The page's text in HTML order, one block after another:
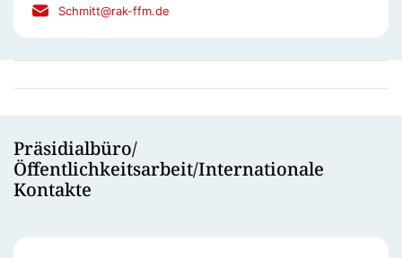
Schmitt@rak-ffm.de
Präsidialbüro/
Öffentlichkeitsarbeit/Internationale
Kontakte